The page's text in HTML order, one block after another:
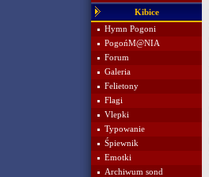
Kibice
Hymn Pogoni
PogońM@NIA
Forum
Galeria
Felietony
Flagi
Vlepki
Typowanie
Śpiewnik
Emotki
Archiwum sond